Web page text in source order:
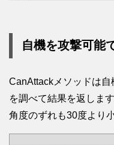
自機を攻撃可能
CanAttackメソッドは
を調べて結果を返しま
角度のずれも30度より